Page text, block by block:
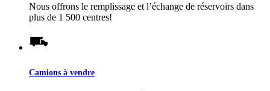
Nous offrons le remplissage et l’échange de réservoirs dans
plus de 1 500 centres!
Camions à vendre